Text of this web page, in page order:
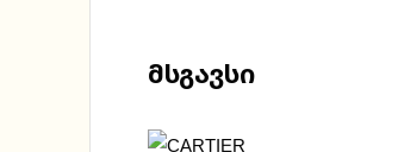
Მსგავსი